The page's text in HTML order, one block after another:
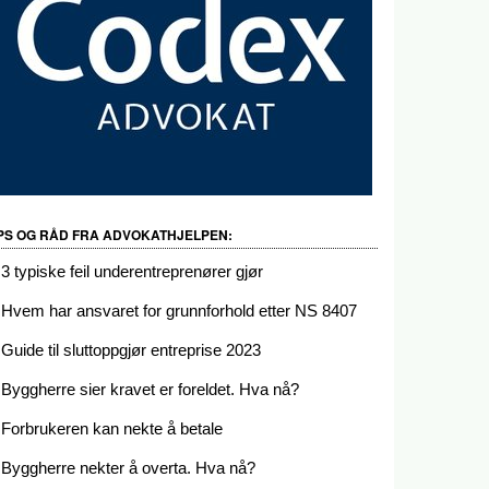
OG RÅD FRA ADVOKATHJELPEN:
3 typiske feil underentreprenører gjør
Hvem har ansvaret for grunnforhold etter NS 8407
Guide til sluttoppgjør entreprise 2023
Byggherre sier kravet er foreldet. Hva nå?
Forbrukeren kan nekte å betale
Byggherre nekter å overta. Hva nå?